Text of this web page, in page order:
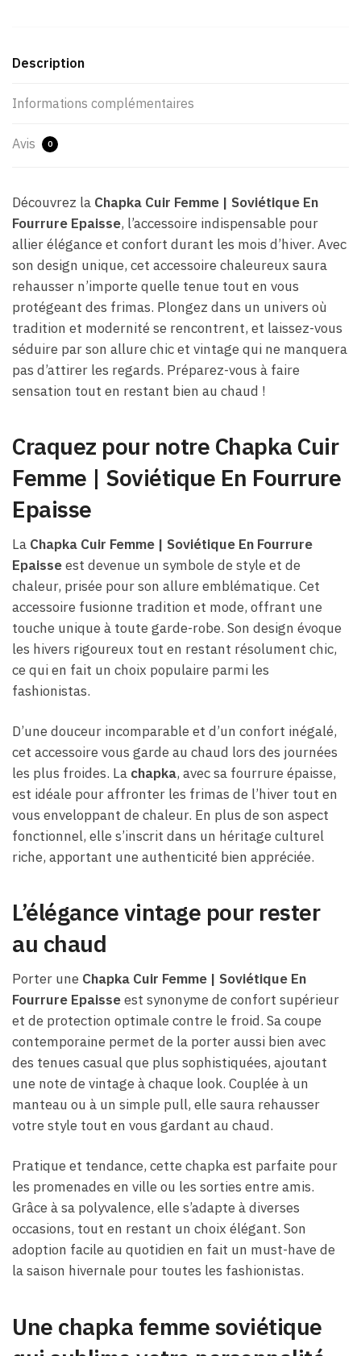
Description
Informations complémentaires
Avis 0
Découvrez la Chapka Cuir Femme | Soviétique En
Fourrure Epaisse, l’accessoire indispensable pour
allier élégance et confort durant les mois d’hiver. Avec
son design unique, cet accessoire chaleureux saura
rehausser n’importe quelle tenue tout en vous
protégeant des frimas. Plongez dans un univers où
tradition et modernité se rencontrent, et laissez-vous
séduire par son allure chic et vintage qui ne manquera
pas d’attirer les regards. Préparez-vous à faire
sensation tout en restant bien au chaud !
Craquez pour notre Chapka Cuir
Femme | Soviétique En Fourrure
Epaisse
La Chapka Cuir Femme | Soviétique En Fourrure
Epaisseest devenue un symbole de style et de
chaleur, prisée pour son allure emblématique. Cet
accessoire fusionne tradition et mode, offrant une
touche unique à toute garde-robe. Son design évoque
les hivers rigoureux tout en restant résolument chic,
ce qui en fait un choix populaire parmi les
fashionistas.
D’une douceur incomparable et d’un confort inégalé,
cet accessoire vous garde au chaud lors des journées
les plus froides. La chapka, avec sa fourrure épaisse,
est idéale pour affronter les frimas de l’hiver tout en
vous enveloppant de chaleur. En plus de son aspect
fonctionnel, elle s’inscrit dans un héritage culturel
riche, apportant une authenticité bien appréciée.
L’élégance vintage pour rester
au chaud
Porter une Chapka Cuir Femme | Soviétique En
Fourrure Epaisseest synonyme de confort supérieur
et de protection optimale contre le froid. Sa coupe
contemporaine permet de la porter aussi bien avec
des tenues casual que plus sophistiquées, ajoutant
une note de vintage à chaque look. Couplée à un
manteau ou à un simple pull, elle saura rehausser
votre style tout en vous gardant au chaud.
Pratique et tendance, cette chapka est parfaite pour
les promenades en ville ou les sorties entre amis.
Grâce à sa polyvalence, elle s’adapte à diverses
occasions, tout en restant un choix élégant. Son
adoption facile au quotidien en fait un must-have de
la saison hivernale pour toutes les fashionistas.
Une chapka femme soviétique